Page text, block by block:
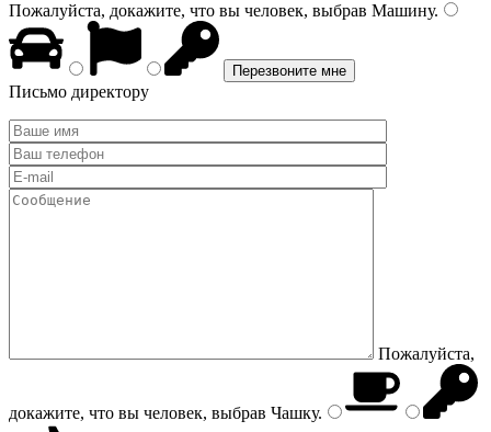
Пожалуйста, докажите, что вы человек, выбрав Машину.
Письмо директору
Пожалуйста,
докажите, что вы человек, выбрав Чашку.